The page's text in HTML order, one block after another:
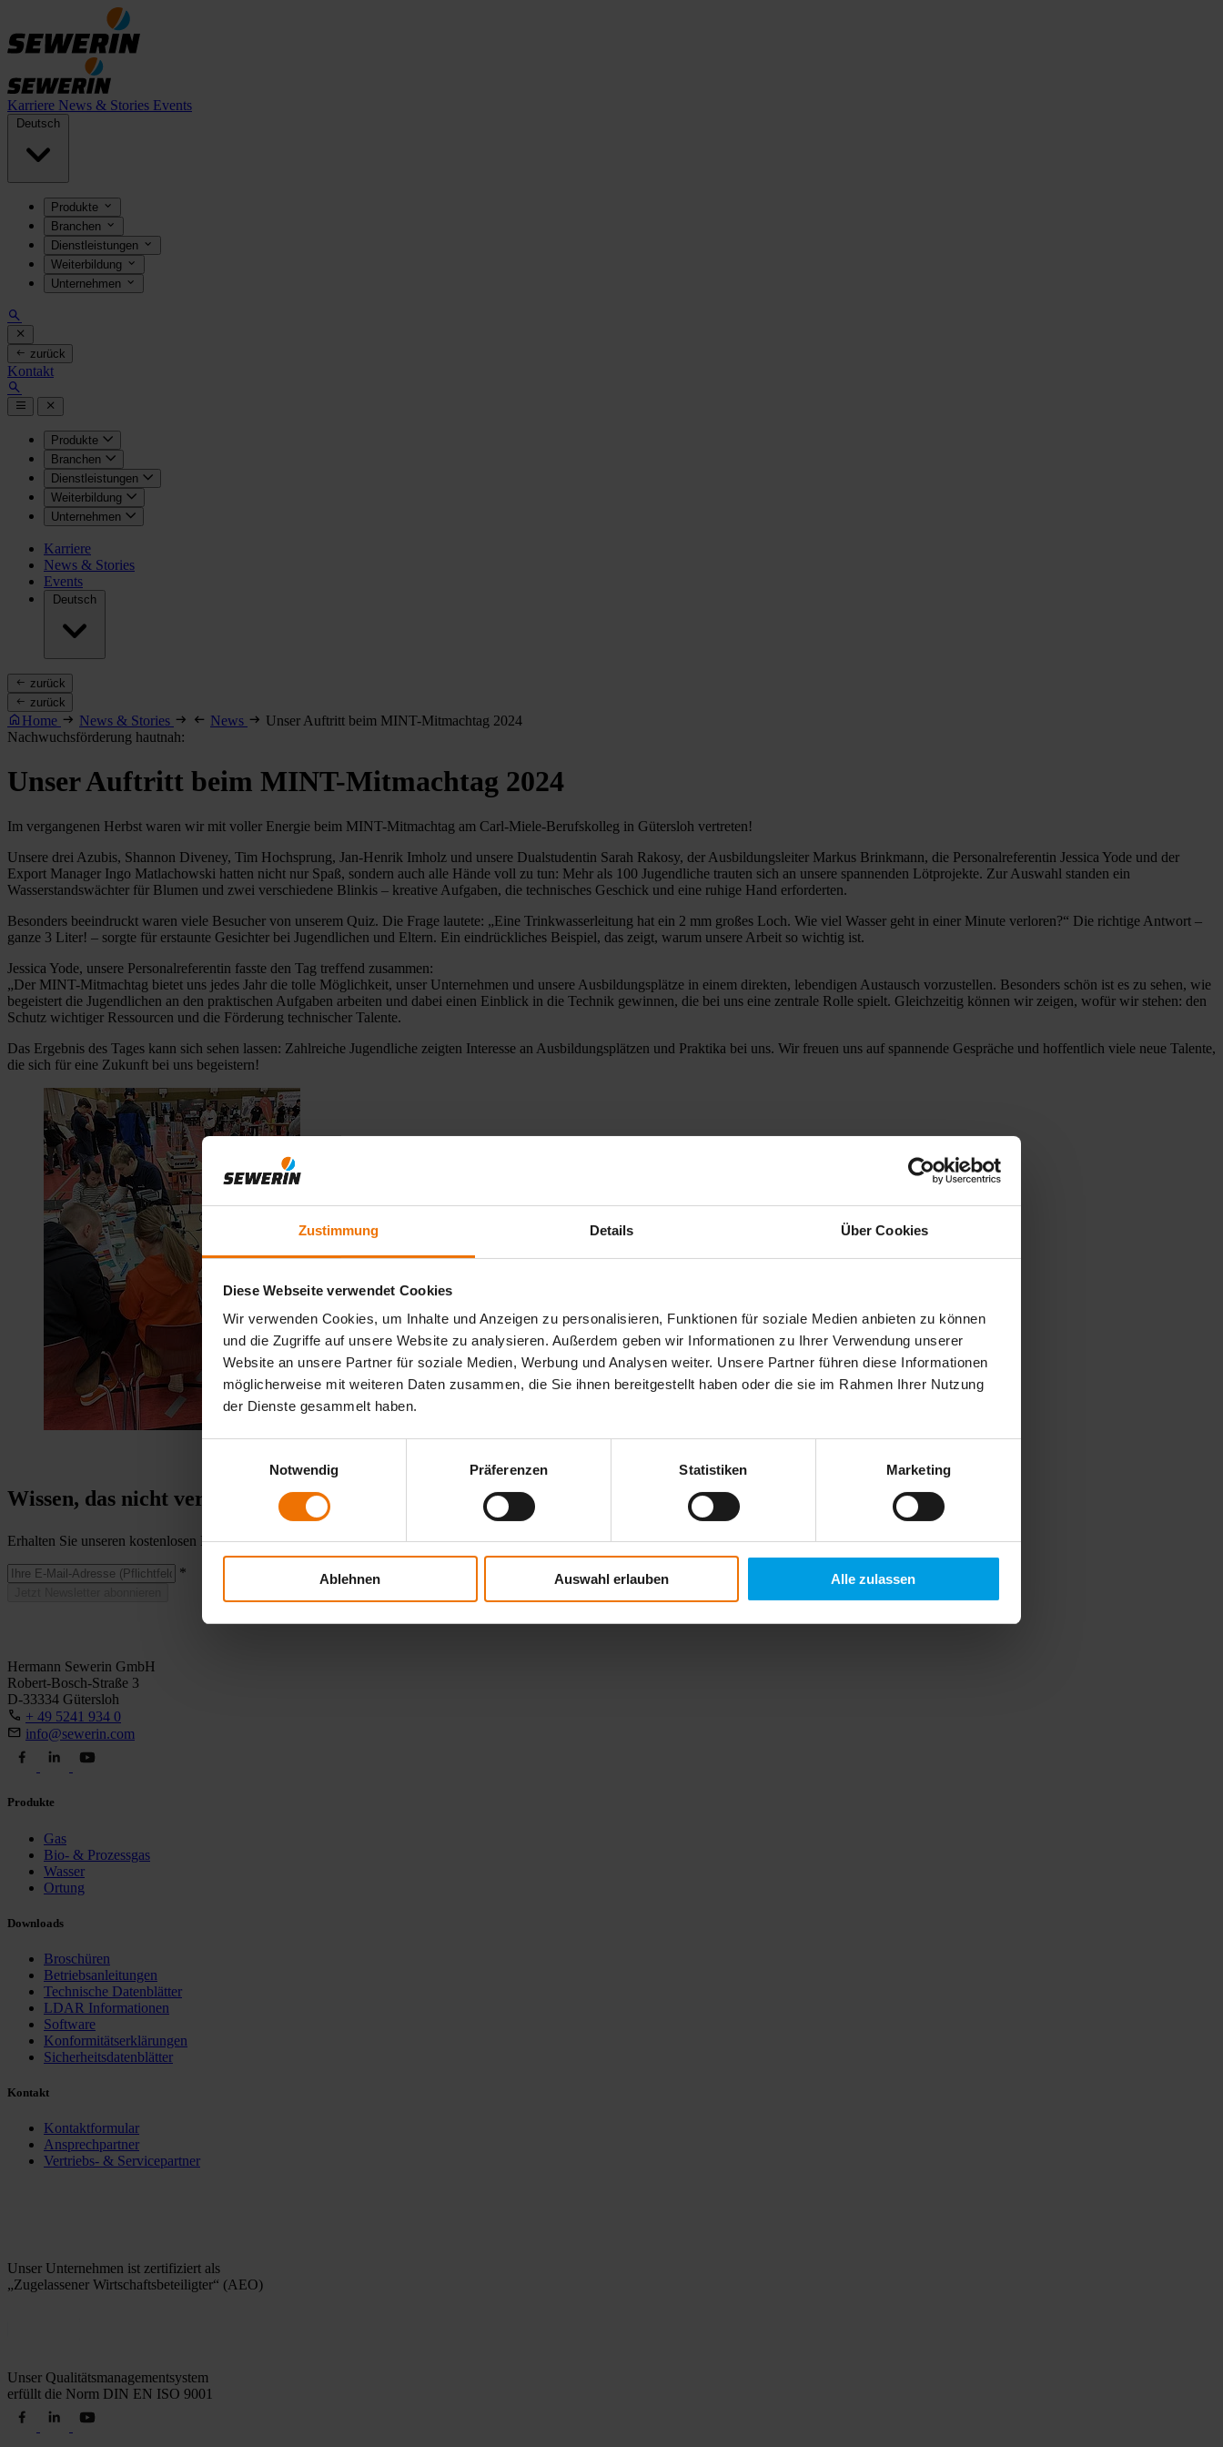
Zustimmung Details Über Cookies
Diese Webseite verwendet Cookies
Wir verwenden Cookies, um Inhalte und Anzeigen zu personalisieren, Funktionen für soziale Medien anbieten zu können
und die Zugriffe auf unsere Website zu analysieren. Außerdem geben wir Informationen zu Ihrer Verwendung unserer
Website an unsere Partner für soziale Medien, Werbung und Analysen weiter. Unsere Partner führen diese Informationen
möglicherweise mit weiteren Daten zusammen, die Sie ihnen bereitgestellt haben oder die sie im Rahmen Ihrer Nutzung
der Dienste gesammelt haben.
Notwendig
Präferenzen Statistiken Marketing
Ablehnen Auswahl erlauben Alle zulassen
Karriere News & Stories Events
Deutsch
Produkte
Branchen
Dienstleistungen
Weiterbildung
Unternehmen
zurück
Kontakt
Produkte
Branchen
Dienstleistungen
Weiterbildung
Unternehmen
Karriere
News & Stories
Events
Deutsch
zurück
zurück
Home News & Stories News
Unser Auftritt beim MINT-Mitmachtag 2024
Nachwuchsförderung hautnah:
Unser Auftritt beim MINT-Mitmachtag 2024
Im vergangenen Herbst waren wir mit voller Energie beim MINT-Mitmachtag am Carl-Miele-Berufskolleg in Gütersloh vertreten!
Unsere drei Azubis, Shannon Diveney, Tim Hochsprung, Jan-Henrik Imholz und unsere Dualstudentin Sarah Rakosy, der Ausbildungsleiter Markus Brinkmann, die Personalreferentin Jessica Yode und der
Export Manager Ingo Matlachowski hatten nicht nur Spaß, sondern auch alle Hände voll zu tun: Mehr als 100 Jugendliche trauten sich an unsere spannenden Lötprojekte. Zur Auswahl standen ein
Wasserstandswächter für Blumen und zwei verschiedene Blinkis – kreative Aufgaben, die technisches Geschick und eine ruhige Hand erforderten.
Besonders beeindruckt waren viele Besucher von unserem Quiz. Die Frage lautete: „Eine Trinkwasserleitung hat ein 2 mm großes Loch. Wie viel Wasser geht in einer Minute verloren?“ Die richtige Antwort –
ganze 3 Liter! – sorgte für erstaunte Gesichter bei Jugendlichen und Eltern. Ein eindrückliches Beispiel, das zeigt, warum unsere Arbeit so wichtig ist.
Jessica Yode, unsere Personalreferentin fasste den Tag treffend zusammen:
„Der MINT-Mitmachtag bietet uns jedes Jahr die tolle Möglichkeit, unser Unternehmen und unsere Ausbildungsplätze in einem direkten, lebendigen Austausch vorzustellen. Besonders schön ist es zu sehen, wie
begeistert die Jugendlichen an den praktischen Aufgaben arbeiten und dabei einen Einblick in die Technik gewinnen, die bei uns eine zentrale Rolle spielt. Gleichzeitig können wir zeigen, wofür wir stehen: den
Schutz wichtiger Ressourcen und die Förderung technischer Talente.
Das Ergebnis des Tages kann sich sehen lassen: Zahlreiche Jugendliche zeigten Interesse an Ausbildungsplätzen und Praktika bei uns. Wir freuen uns auf spannende Gespräche und hoffentlich viele neue Talente,
die sich für eine Zukunft bei uns begeistern!
Wissen, das nicht versickert. Der Newsletter für nachhaltigen Erfolg.
Erhalten Sie unseren kostenlosen Newsletter mit Praxistipps, Neuigkeiten und exklusiven Fachartikeln.
*
Hermann Sewerin GmbH
Robert-Bosch-Straße 3
D-33334 Gütersloh
+ 49 5241 934 0
info@sewerin.com
Produkte
Gas
Bio- & Prozessgas
Wasser
Ortung
Downloads
Broschüren
Betriebsanleitungen
Technische Datenblätter
LDAR Informationen
Software
Konformitätserklärungen
Sicherheitsdatenblätter
Kontakt
Kontaktformular
Ansprechpartner
Vertriebs- & Servicepartner
Unser Unternehmen ist zertifiziert als
„Zugelassener Wirtschaftsbeteiligter“ (AEO)
Unser Qualitätsmanagementsystem
erfüllt die Norm DIN EN ISO 9001